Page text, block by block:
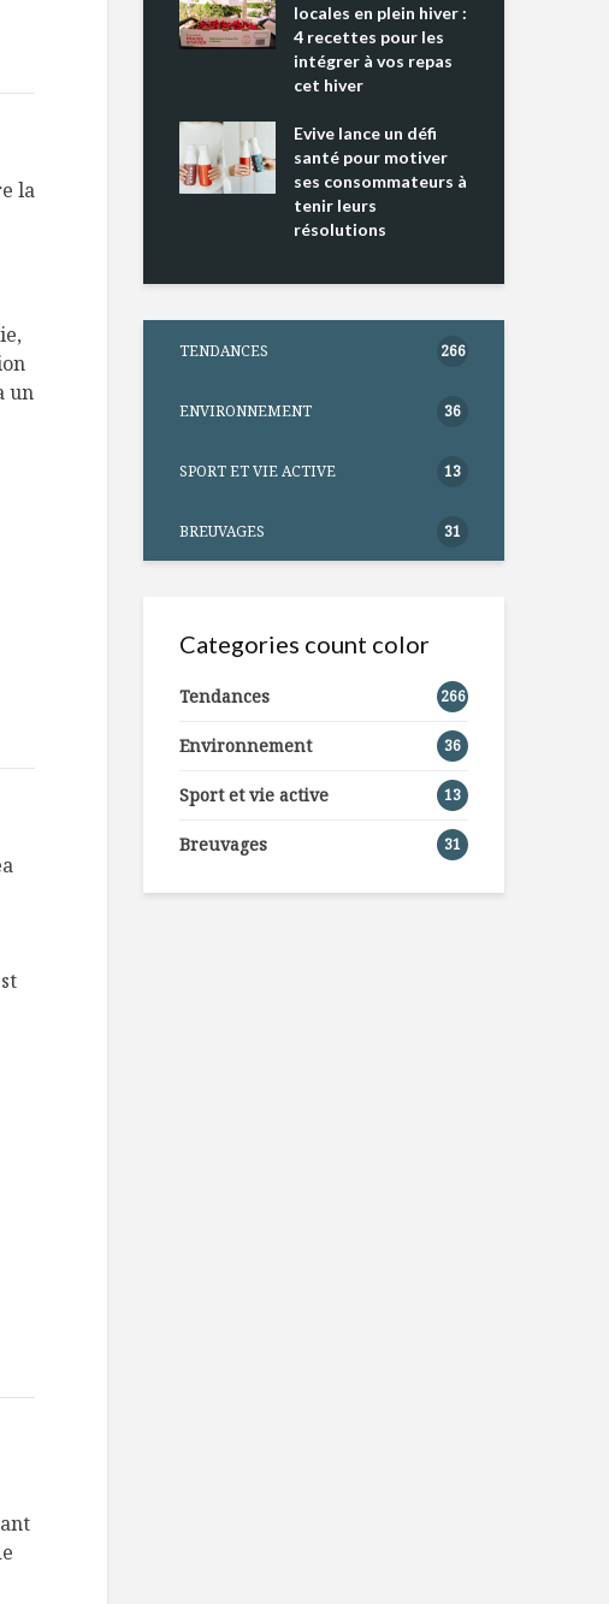
la
un
locales en plein hiver :
4 recettes pour les
intégrer à vos repas
cet hiver
Evive lance un défi
santé pour motiver
ses consommateurs à
tenir leurs
résolutions
TENDANCES 266
ENVIRONNEMENT 36
SPORT ET VIE ACTIVE 13
BREUVAGES 31
Categories count color
Tendances 266
Environnement 36
Sport et vie active 13
Breuvages 31